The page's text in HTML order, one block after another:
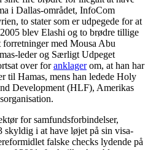
i Dallas-området, InfoCom
to stater som er udpegede for at
blev Elashi og to brødre tillige
med Mousa Abu
leder og Særligt Udpeget
over foranklagerom, at han har
til Hamas, mens han ledede Holy
Development (HLF), Amerikas
for samfundsforbindelser,
skyldig i at have løjet på sin visa-
falske checks lydende på